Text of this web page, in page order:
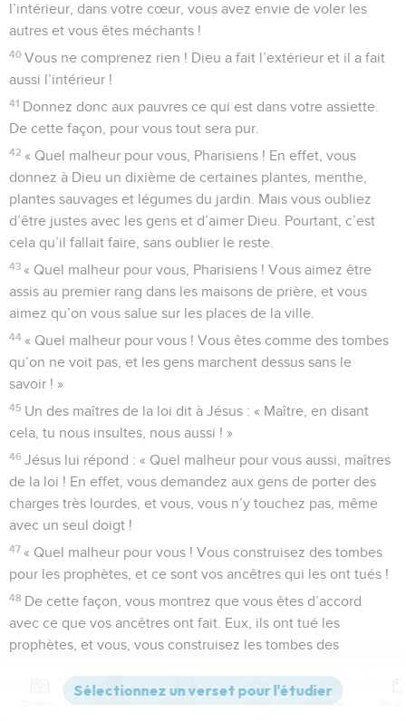
l’intérieur, dans votre cœur, vous avez envie de voler les
autres et vous êtes méchants !
40 Vous ne comprenez rien ! Dieu a fait l’extérieur et il a fait
aussi l’intérieur !
41 Donnez donc aux pauvres ce qui est dans votre assiette.
De cette façon, pour vous tout sera pur.
42 « Quel malheur pour vous, Pharisiens ! En effet, vous
donnez à Dieu un dixième de certaines plantes, menthe,
plantes sauvages et légumes du jardin. Mais vous oubliez
d’être justes avec les gens et d’aimer Dieu. Pourtant, c’est
cela qu’il fallait faire, sans oublier le reste.
43 « Quel malheur pour vous, Pharisiens ! Vous aimez être
assis au premier rang dans les maisons de prière, et vous
aimez qu’on vous salue sur les places de la ville.
44 « Quel malheur pour vous ! Vous êtes comme des tombes
qu’on ne voit pas, et les gens marchent dessus sans le
savoir ! »
45 Un des maîtres de la loi dit à Jésus : « Maître, en disant
cela, tu nous insultes, nous aussi ! »
46 Jésus lui répond : « Quel malheur pour vous aussi, maîtres
de la loi ! En effet, vous demandez aux gens de porter des
charges très lourdes, et vous, vous n’y touchez pas, même
avec un seul doigt !
47 « Quel malheur pour vous ! Vous construisez des tombes
pour les prophètes, et ce sont vos ancêtres qui les ont tués !
48 De cette façon, vous montrez que vous êtes d’accord
avec ce que vos ancêtres ont fait. Eux, ils ont tué les
prophètes, et vous, vous construisez les tombes des
C’est pourquoi Dieu a dit avec sagesse : “Je vais leur
Versions Commentaires Strong